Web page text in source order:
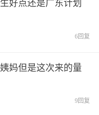
好点还是广东计划
6回复
妈但是这次来的量
9回复